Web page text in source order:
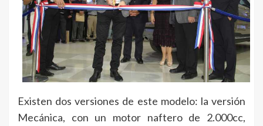
Existen dos versiones de este modelo: la versión
Mecánica, con un motor naftero de 2.000cc,